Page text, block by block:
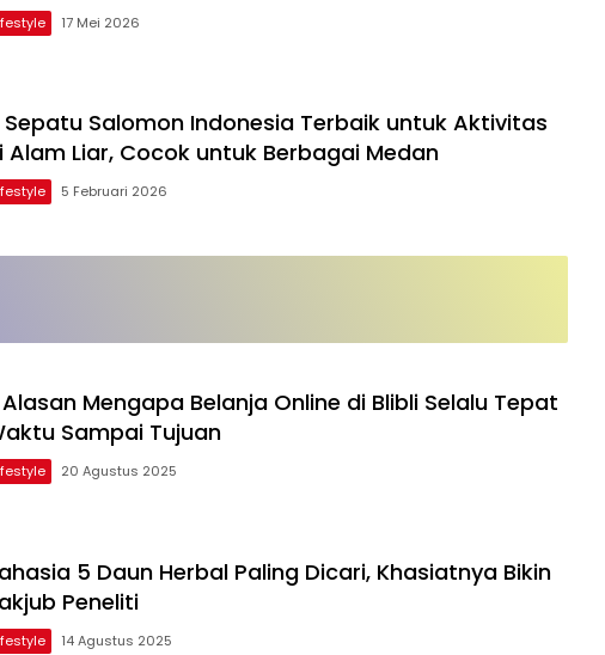
17 Mei 2026
Sepatu Salomon Indonesia Terbaik untuk Aktivitas
Alam Liar, Cocok untuk Berbagai Medan
5 Februari 2026
Mengapa Belanja Online di Blibli Selalu Tepat
Sampai Tujuan
20 Agustus 2025
5 Daun Herbal Paling Dicari, Khasiatnya Bikin
Peneliti
14 Agustus 2025